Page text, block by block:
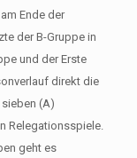
Ende der
der B-Gruppe in
und der Erste
direkt die
(A)
Relegationsspiele.
geht es